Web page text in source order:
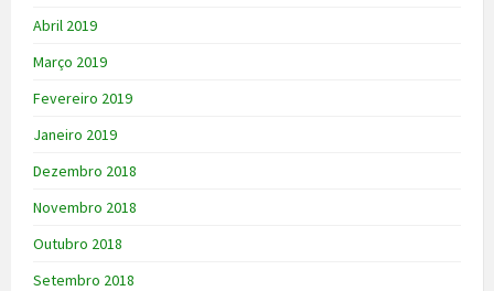
Abril 2019
Março 2019
Fevereiro 2019
Janeiro 2019
Dezembro 2018
Novembro 2018
Outubro 2018
Setembro 2018